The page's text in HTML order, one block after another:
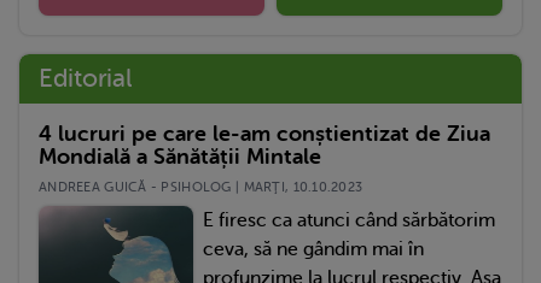
Editorial
4 lucruri pe care le-am conștientizat de Ziua
Mondială a Sănătății Mintale
ANDREEA GUICĂ - PSIHOLOG | MARŢI, 10.10.2023
E firesc ca atunci când sărbătorim
ceva, să ne gândim mai în
profunzime la lucrul respectiv. Așa